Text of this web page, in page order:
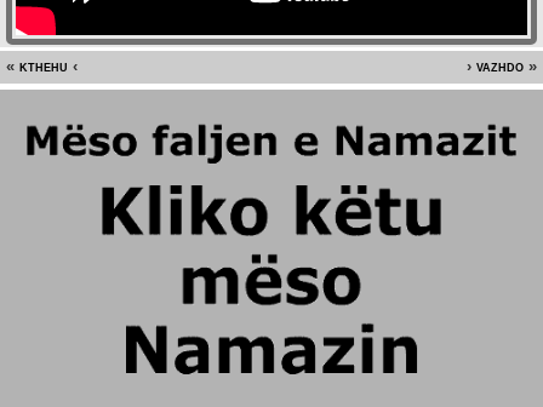
kthehu vazhdo